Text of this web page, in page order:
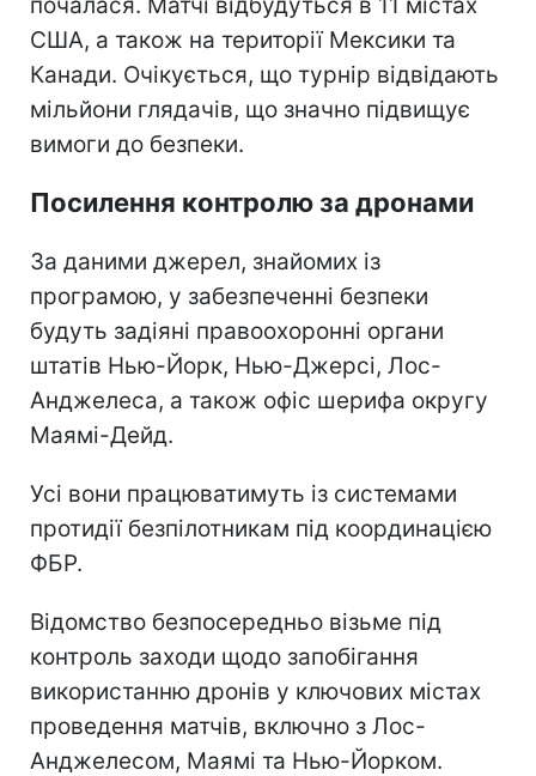
США, а також на території Мексики та
Канади. Очікується, що турнір відвідають
мільйони глядачів, що значно підвищує
вимоги до безпеки.
Посилення контролю за дронами
За даними джерел, знайомих із
програмою, у забезпеченні безпеки
будуть задіяні правоохоронні органи
штатів Нью-Йорк, Нью-Джерсі, Лос-
Анджелеса, а також офіс шерифа округу
Маямі-Дейд.
Усі вони працюватимуть із системами
протидії безпілотникам під координацією
ФБР.
Відомство безпосередньо візьме під
контроль заходи щодо запобігання
використанню дронів у ключових містах
проведення матчів, включно з Лос-
Анджелесом, Маямі та Нью-Йорком.